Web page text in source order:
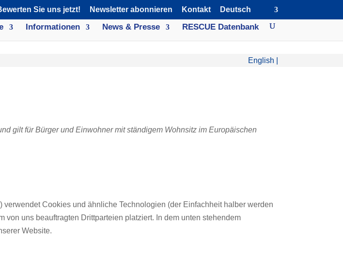
Sie uns jetzt! Newsletter abonnieren Kontakt Deutsch
Informationen News & Presse RESCUE Datenbank
English
gilt für Bürger und Einwohner mit ständigem Wohnsitz im Europäischen
verwendet Cookies und ähnliche Technologien (der Einfachheit halber werden
von uns beauftragten Drittparteien platziert. In dem unten stehendem
Website.